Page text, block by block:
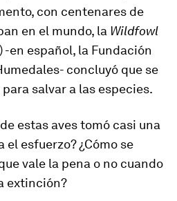
con centenares de
en el mundo, la Wildfowl
-en español, la Fundación
concluyó que se
salvar a las especies.
estas aves tomó casi una
el esfuerzo? ¿Cómo se
vale la pena o no cuando
extinción?